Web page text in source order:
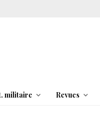
militaire Revues